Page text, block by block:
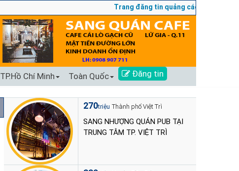
Trang đăng tin quảng cáo sang nhượng
TP.Hồ Chí Minh Toàn Quốc Đăng tin
270triệu Thành phố Việt Trì
SANG NHƯỢNG QUÁN PUB TẠI
TRUNG TÂM TP. VIỆT TRÌ